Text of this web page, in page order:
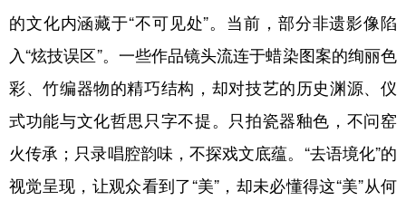
的文化内涵藏于“不可见处”。当前，部分非遗影像陷
入“炫技误区”。一些作品镜头流连于蜡染图案的绚丽色
彩、竹编器物的精巧结构，却对技艺的历史渊源、仪
式功能与文化哲思只字不提。只拍瓷器釉色，不问窑
火传承；只录唱腔韵味，不探戏文底蕴。“去语境化”的
视觉呈现，让观众看到了“美”，却未必懂得这“美”从何